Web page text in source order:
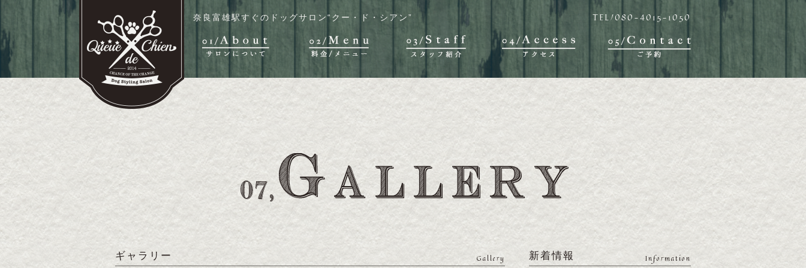
奈良富雄駅すぐのドッグサロン“クー・ド・シアン” TEL/080-4015-1050
ギャラリー Gallery 新着情報 Information